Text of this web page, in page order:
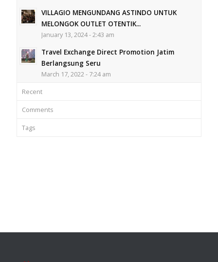
VILLAGIO MENGUNDANG ASTINDO UNTUK
MELONGOK OUTLET OTENTIK...
January 13, 2024 - 2:43 am
Travel Exchange Direct Promotion Jatim
Berlangsung Seru
March 17, 2022 - 7:24 am
Recent
Comments
Tags